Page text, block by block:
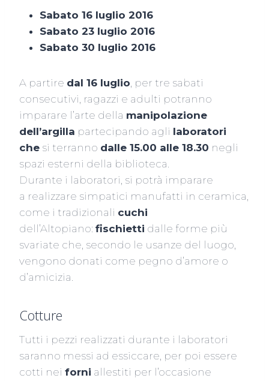
Sabato 16 luglio 2016
Sabato 23 luglio 2016
Sabato 30 luglio 2016
A partire dal 16 luglio , per tre sabati
consecutivi, ragazzi e adulti potranno
imparare l’arte della manipolazione
dell’argilla partecipando agli laboratori
che si terranno dalle 15.00 alle 18.30 negli
spazi esterni della biblioteca.
Durante i laboratori, si potrà imparare
a realizzare simpatici manufatti in ceramica,
come i tradizionali cuchi
dell’Altopiano: fischietti dalle forme più
svariate che, secondo le usanze del luogo,
vengono donati come pegno d’amore o
d’amicizia.
Cotture
Tutti i pezzi realizzati durante i laboratori
saranno messi ad essiccare, per poi essere
cotti nei forni allestiti per l’occasione